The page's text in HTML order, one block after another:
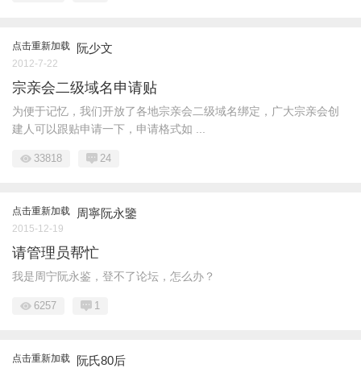
点击重新加载 阮少文
2012-7-22
宗亲会二级域名申请贴
为便于记忆，我们开放了各地宗亲会二级域名绑定，广大宗亲会创
建人可以跟贴申请一下，申请格式如 ...
33818 24
点击重新加载 周寧阮永鑒
2015-12-19
请管理员帮忙
我是周宁阮永鉴，登不了论坛，怎么办？
6257 1
点击重新加载 阮氏80后